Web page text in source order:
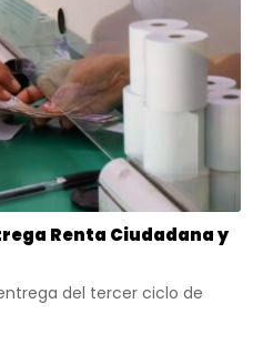
Renta Ciudadana y
del tercer ciclo de